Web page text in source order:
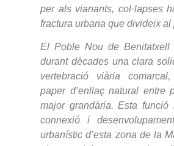
per als vianants, col·lapses
fractura urbana que divideix al
El Poble Nou de Benitatxell
durant dècades una clara
vertebració viària
paper d’enllaç natural entre
major grandària. Esta funció
connexió i
urbanístic d’esta zona de la